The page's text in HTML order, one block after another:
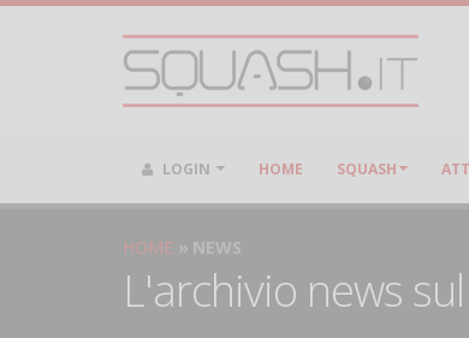
LOGIN HOME SQUASH
HOME NEWS
L'archivio news